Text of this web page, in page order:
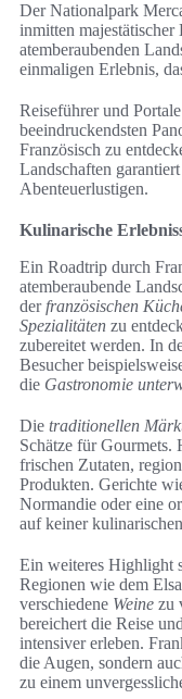
Der Nationalpark
inmitten
atemberaubenden
einmaligen Erlebnis,
Reiseführer und
beeindruckendsten
Französisch zu
Landschaften
Abenteuerlustigen.
Kulinarische
Ein Roadtrip durch
atemberaubende
der französischen
Spezialitäten zu
zubereitet werden. In
Besucher
die Gastronomie
Die traditionellen
Schätze für Gourmets.
frischen Zutaten,
Produkten. Gerichte
Normandie oder eine
auf keiner
Ein weiteres Highlight
Regionen wie dem
verschiedene Weine zu
bereichert die Reise
intensiver erleben.
die Augen, sondern
zu einem